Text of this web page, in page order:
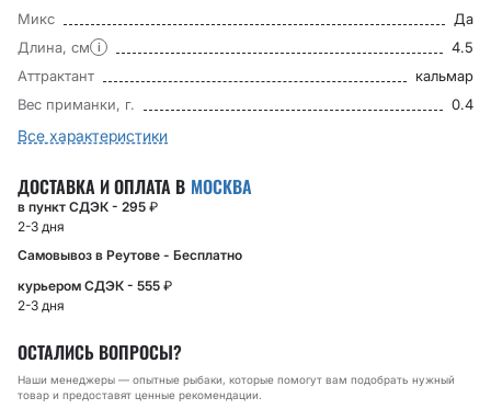
Микс
Да
Длина, см i
4.5
Аттрактант
кальмар
Вес приманки, г.
0.4
Все характеристики
ДОСТАВКА И ОПЛАТА В МОСКВА
в пункт СДЭК - 295 ₽
2-3 дня
Самовывоз в Реутове - Бесплатно
курьером СДЭК - 555 ₽
2-3 дня
ОСТАЛИСЬ ВОПРОСЫ?
Наши менеджеры — опытные рыбаки, которые помогут вам подобрать нужный
товар и предоставят ценные рекомендации.